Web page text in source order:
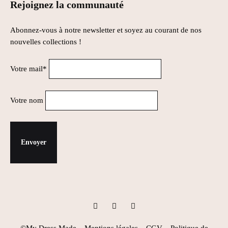
Rejoignez la communauté
Abonnez-vous à notre newsletter et soyez au courant de nos
nouvelles collections !
Votre mail*
Votre nom
InstagramFacebookPinterest